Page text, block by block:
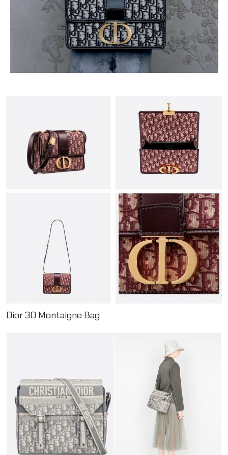
Dior 30 Montaigne Bag